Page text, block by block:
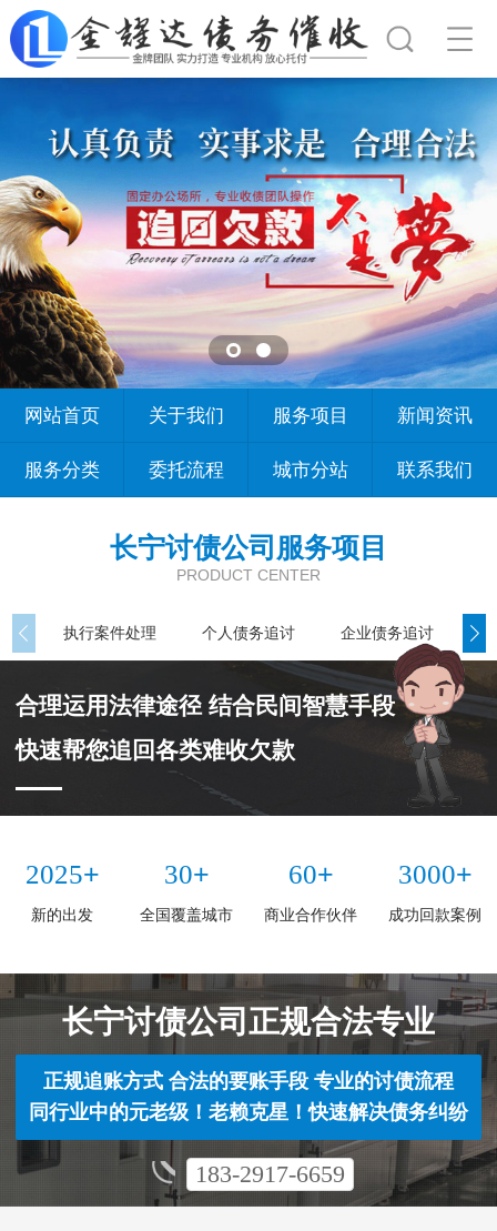
网站首页 关于我们 服务项目 新闻资讯
服务分类 委托流程 城市分站 联系我们
长宁讨债公司服务项目
PRODUCT CENTER
执行案件处理 个人债务追讨 企业债务追讨
合理运用法律途径 结合民间智慧手段
快速帮您追回各类难收欠款
2025+
新的出发
30+
全国覆盖城市
60+
商业合作伙伴
3000+
成功回款案例
长宁讨债公司正规合法专业
正规追账方式 合法的要账手段 专业的讨债流程
同行业中的元老级！老赖克星！快速解决债务纠纷
183-2917-6659